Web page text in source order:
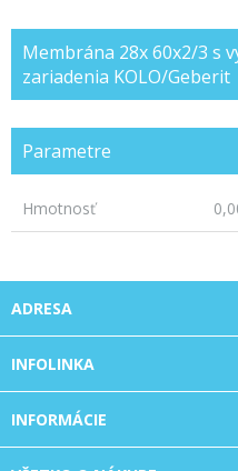
Membrána 28x 60x2/3 s
zariadenia KOLO/Geberit
Parametre
Hmotnosť
ADRESA
INFOLINKA
INFORMÁCIE